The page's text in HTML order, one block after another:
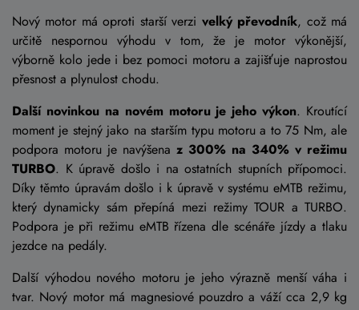
Nový motor má oproti starší verzi velký převodník, což má
určitě nespornou výhodu v tom, že je motor výkonější,
výborně kolo jede i bez pomoci motoru a zajišťuje naprostou
přesnost a plynulost chodu.
Další novinkou na novém motoru je jeho výkon. Kroutící
moment je stejný jako na starším typu motoru a to 75 Nm, ale
podpora motoru je navýšena z 300% na 340% v režimu
TURBO. K úpravě došlo i na ostatních stupních přípomoci.
Díky těmto úpravám došlo i k úpravě v systému eMTB režimu,
který dynamicky sám přepíná mezi režimy TOUR a TURBO.
Podpora je při režimu eMTB řízena dle scénáře jízdy a tlaku
jezdce na pedály.
Další výhodou nového motoru je jeho výrazně menší váha i
tvar. Nový motor má magnesiové pouzdro a váží cca 2,9 kg